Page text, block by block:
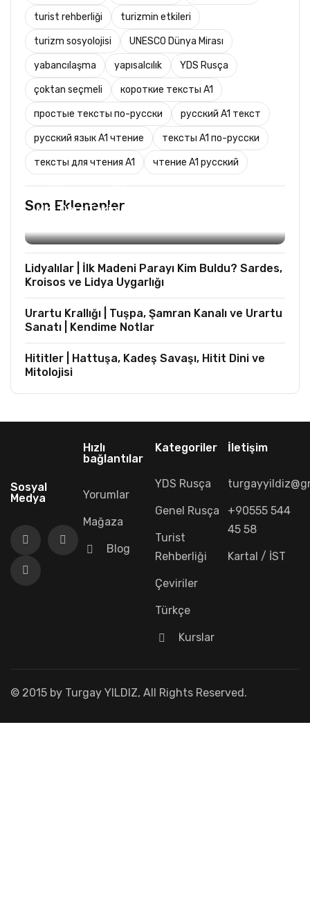
turist rehberliği turizmin etkileri
turizm sosyolojisi UNESCO Dünya Mirası
yabancılaşma yapısalcılık YDS Rusça
çoktan seçmeli короткие тексты A1
простые тексты по-русски русский A1 текст
русский язык A1 чтение тексты A1 по-русски
тексты для чтения A1 чтение A1 русский
Son Eklenenler
Mks Ders Takip (Turizm ve Mesleki Dersler
Lidyalılar | İlk Madeni Parayı Kim Buldu? Sardes,
Kroisos ve Lidya Uygarlığı
Urartu Krallığı | Tuşpa, Şamran Kanalı ve Urartu
Sanatı | Kendime Notlar
Hititler | Hattuşa, Kadeş Savaşı, Hitit Dini ve
Mitolojisi
Sosyal
Medya
Hızlı
bağlantılar
Yorumlar
Mağaza
Blog
Kategoriler
YDS Rusça
Genel Rusça
Turist
Rehberliği
Çeviriler
Türkçe
Kurslar
İletişim
+90555 544
45 58
Kartal / İST
© 2015 by Turgay YILDIZ, All Rights Reserved.